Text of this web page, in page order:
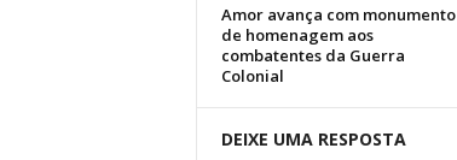
Amor avança com monumento
de homenagem aos
combatentes da Guerra
Colonial
DEIXE UMA RESPOSTA